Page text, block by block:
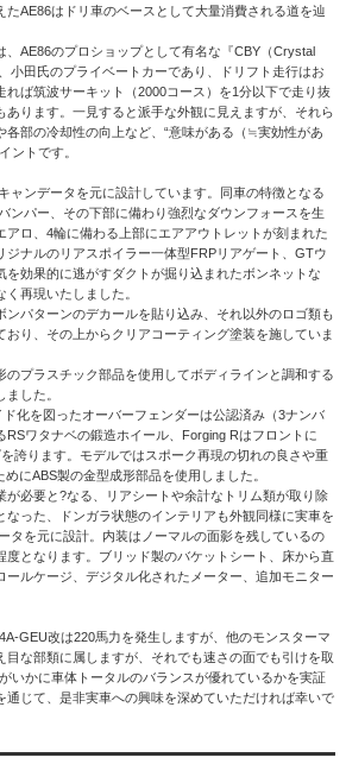
たAE86はドリ車のベースとして大量消費される道を辿
、AE86のプロショップとして有名な『CBY（Crystal
小田氏のプライベートカーであり、ドリフト走行はお
れば筑波サーキット（2000コース）を1分以下で走り抜
あります。一見すると派手な外観に見えますが、それら
各部の冷却性の向上など、“意味がある（≒実効性があ
ントです。
ャンデータを元に設計しています。同車の特徴となる
ンパー、その下部に備わり強烈なダウンフォースを生
アロ、4輪に備わる上部にエアアウトレットが刻まれた
ジナルのリアスポイラー一体型FRPリアゲート、GTウ
を効果的に逃がすダクトが掘り込まれたボンネットな
再現いたしました。
ンパターンのデカールを貼り込み、それ以外のロゴ類も
おり、その上からクリアコーティング塗装を施していま
のプラスチック部品を使用してボディラインと調和する
した。
化を図ったオーバーフェンダーは公認済み（3ナンバ
RSワタナベの鍛造ホイール、Forging Rはフロントに
誇ります。モデルではスポーク再現の切れの良さや重
にABS製の金型成形部品を使用しました。
が必要と?なる、リアシートや余計なトリム類が取り除
なった、ドンガラ状態のインテリアも外観同様に実車を
タを元に設計。内装はノーマルの面影を残しているの
度となります。ブリッド製のバケットシート、床から直
ールケージ、デジタル化されたメーター、追加モニター
GEU改は220馬力を発生しますが、他のモンスターマ
目な部類に属しますが、それでも速さの面でも引けを取
いかに車体トータルのバランスが優れているかを実証
通じて、是非実車への興味を深めていただければ幸いで